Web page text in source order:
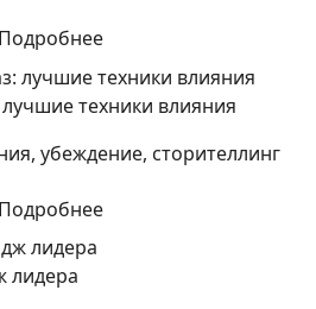
Подробнее
техники влияния
убеждение, сторителлинг
Подробнее
лидера